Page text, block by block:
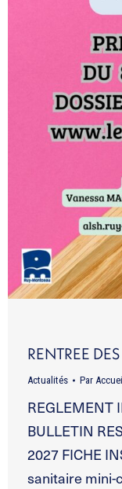
RENTREE
Actualités Par
REGLEMENT
BULLETIN
2027 FICHE
sanitaire mini-